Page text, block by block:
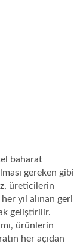
baharat
gereken gibi
üreticilerin
yıl alınan geri
geliştirilir.
ürünlerin
her açıdan